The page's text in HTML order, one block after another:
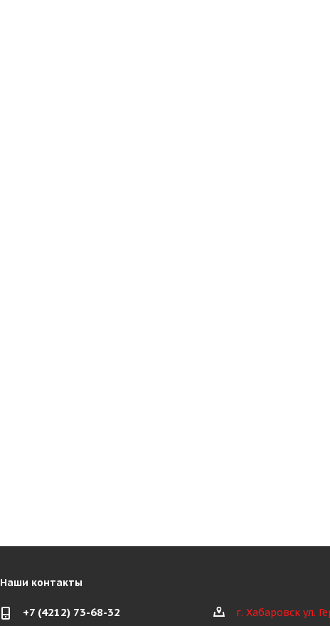
Наши контакты
+7 (4212) 73-68-32 г. Хабаровск ул.